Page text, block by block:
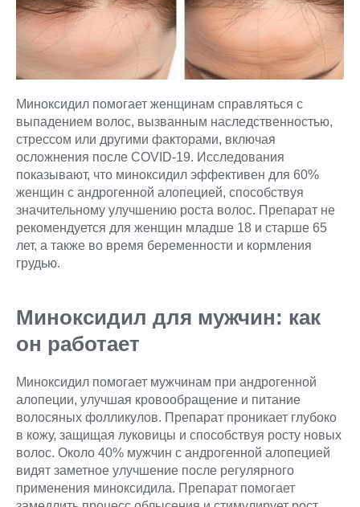
Миноксидил помогает женщинам справляться с
выпадением волос, вызванным наследственностью,
стрессом или другими факторами, включая
осложнения после COVID-19. Исследования
показывают, что миноксидил эффективен для 60%
женщин с андрогенной алопецией, способствуя
значительному улучшению роста волос. Препарат не
рекомендуется для женщин младше 18 и старше 65
лет, а также во время беременности и кормления
грудью.
Миноксидил для мужчин: как
он работает
Миноксидил помогает мужчинам при андрогенной
алопеции, улучшая кровообращение и питание
волосяных фолликулов. Препарат проникает глубоко
в кожу, защищая луковицы и способствуя росту новых
волос. Около 40% мужчин с андрогенной алопецией
видят заметное улучшение после регулярного
применения миноксидила. Препарат помогает